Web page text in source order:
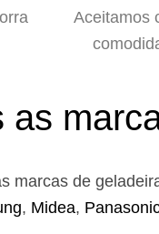
Aceitamos
as
marcas de
, Midea,